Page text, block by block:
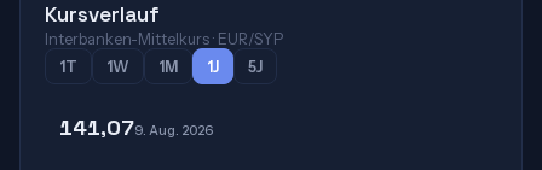
Kursverlauf
Interbanken-Mittelkurs · EUR/SYP
1T
1W 1M 1J 5J
141,079. Aug. 2026